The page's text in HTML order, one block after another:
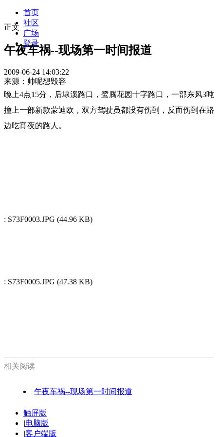
首页
社区
广场
登录
正文
午夜车祸--现场第一时间报道
2009-06-24 14:03:22
来源：帅呢想毁容
晚上4点15分，后埭溪路口，鹭腾花园十字路口，一部东风3吨
撞上一部新款蒙迪欧，双方驾驶员都没有伤到，反而伤到在路
边吃宵夜的路人。
: S73F0003.JPG (44.96 KB)
: S73F0005.JPG (47.38 KB)
相关阅读
午夜车祸--现场第一时间报道
触屏版
|电脑版
|客户端版